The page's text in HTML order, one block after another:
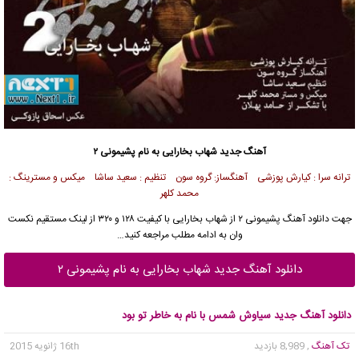
آهنگ جدید شهاب بخارایی به نام پشیمونی ۲
ترانه سرا : کیارش پوزشی آهنگساز: گروه سون تنظیم : سعید ساشا میکس و مسترینگ :
محمد کلهر
جهت دانلود آهنگ پشیمونی ۲ از شهاب بخارایی با کیفیت ۱۲۸ و ۳۲۰ از لینک مستقیم نکست
وان به ادامه مطلب مراجعه کنید…
دانلود آهنگ جدید شهاب بخارایی به نام پشیمونی ۲
دانلود آهنگ جدید سیاوش شمس با نام به خاطر تو بود
تک آهنگ , 8,989 بازدید 16th ژانویه 2015